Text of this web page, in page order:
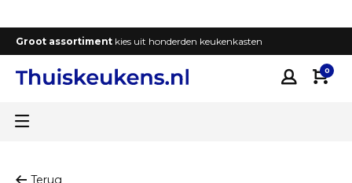
Groot assortiment kies uit honderden keukenkasten
0
Terug